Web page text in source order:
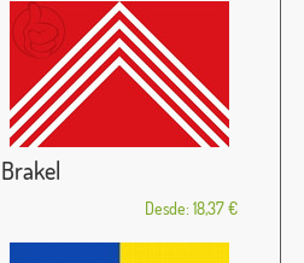
Brakel
Desde: 18,37 €